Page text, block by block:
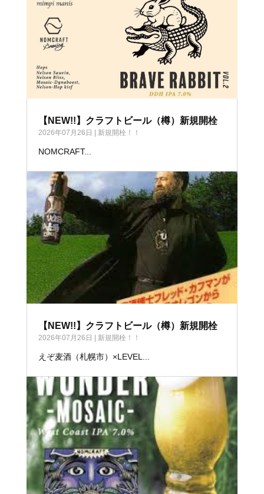
【NEW!!】クラフトビール（樽）新規開栓
2026年07月26日 | 新規開栓！！
NOMCRAFT...
【NEW!!】クラフトビール（樽）新規開栓
2026年07月26日 | 新規開栓！！
えぞ麦酒（札幌市）×LEVEL...